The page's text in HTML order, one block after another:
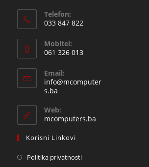
Telefon:
033 847 822
in
your
application
Mobitel:
061 326 013
in
your
Email:
info@mcomputer
s.ba
your
application
Web:
mcomputers.ba
Korisni Linkovi
Politika privatnosti